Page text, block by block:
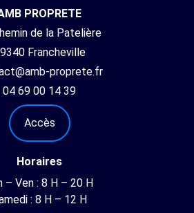
PROPRETE
de la Patelière
Francheville
proprete.fr
04 69 00 14 39
Accès
Horaires
– Ven : 8 H – 20 H
: 8 H – 12 H